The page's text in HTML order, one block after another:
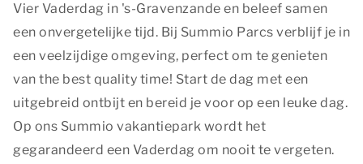
Vier Vaderdag in 's-Gravenzande en beleef samen
een onvergetelijke tijd. Bij Summio Parcs verblijf je in
een veelzijdige omgeving, perfect om te genieten
van the best quality time! Start de dag met een
uitgebreid ontbijt en bereid je voor op een leuke dag.
Op ons Summio vakantiepark wordt het
gegarandeerd een Vaderdag om nooit te vergeten.